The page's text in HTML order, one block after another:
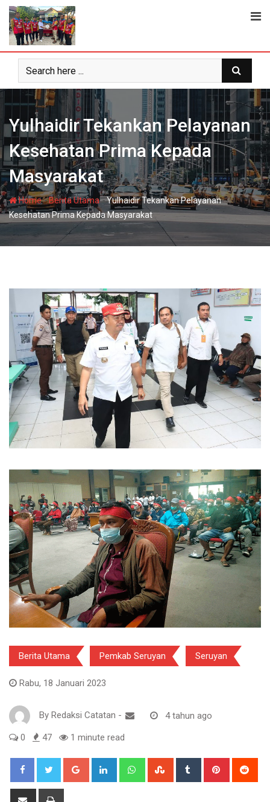
Skip
content
Yulhaidir Tekankan Pelayanan
Kesehatan Prima Kepada
Masyarakat
Home-Berita Utama-Yulhaidir Tekankan Pelayanan
Kesehatan Prima Kepada Masyarakat
Berita Utama Pemkab Seruyan Seruyan
Rabu, 18 Januari 2023
By Redaksi Catatan - 4 tahun ago
0 47 1 minute read
Google+ LinkedIn WhatsappStumbleUpon
Tumblr Pinterest
Share